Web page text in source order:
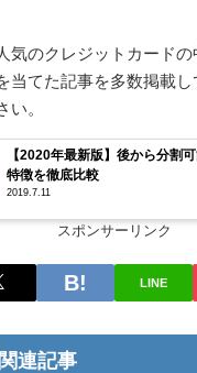
気のクレジットカード
当てた記事を多数掲載
い。
【2020年最新版】後から分割
特徴を徹底比較
2019.7.11
スポンサーリンク
LINE
連記事